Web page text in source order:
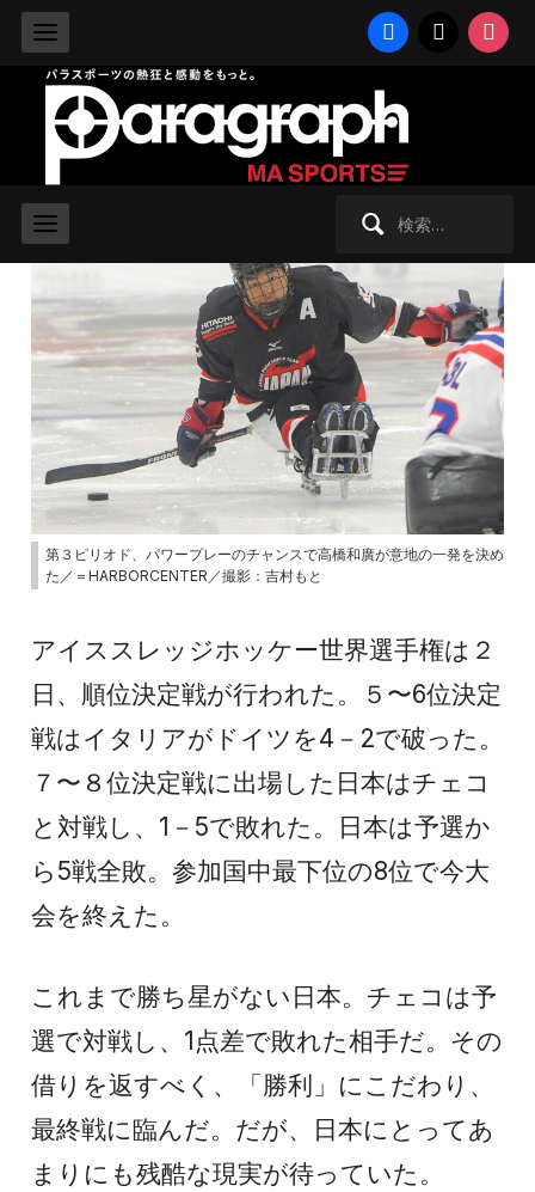
facebook
2015/5/3 日曜日 - アイススレッジホッケー世界選手権2015 , パラ
アイスホッケー
5戦全敗で最下位の日本に世界の壁、
課題は山積み
第３ピリオド、パワープレーのチャンスで高橋和廣が意地の一発を決め
た／＝HARBORCENTER／撮影：吉村もと
アイススレッジホッケー世界選手権は２
日、順位決定戦が行われた。５〜6位決定
戦はイタリアがドイツを4－2で破った。
７〜８位決定戦に出場した日本はチェコ
と対戦し、1－5で敗れた。日本は予選か
ら5戦全敗。参加国中最下位の8位で今大
会を終えた。
これまで勝ち星がない日本。チェコは予
選で対戦し、1点差で敗れた相手だ。その
借りを返すべく、「勝利」にこだわり、
最終戦に臨んだ。だが、日本にとってあ
まりにも残酷な現実が待っていた。